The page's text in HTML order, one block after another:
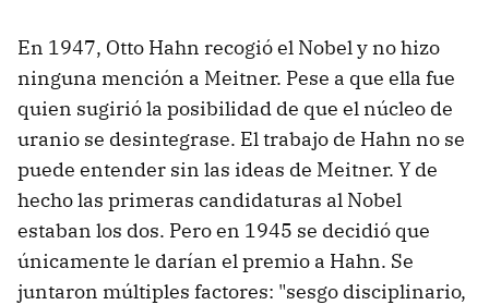
En 1947, Otto Hahn recogió el Nobel y no hizo
ninguna mención a Meitner. Pese a que ella fue
quien sugirió la posibilidad de que el núcleo de
uranio se desintegrase. El trabajo de Hahn no se
puede entender sin las ideas de Meitner. Y de
hecho las primeras candidaturas al Nobel
estaban los dos. Pero en 1945 se decidió que
únicamente le darían el premio a Hahn. Se
juntaron múltiples factores: "sesgo disciplinario,